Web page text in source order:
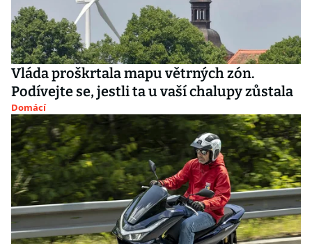
Vláda proškrtala mapu větrných zón.
Podívejte se, jestli ta u vaší chalupy zůstala
Domácí